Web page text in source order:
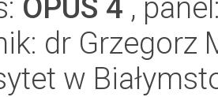
OPUS 4 ,
dr Grzegorz
w